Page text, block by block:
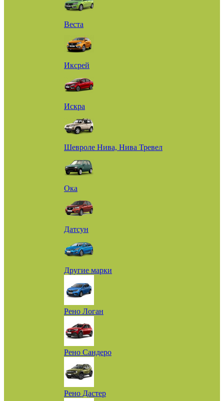
Веста
Иксрей
Искра
Шевроле Нива, Нива Тревел
Ока
Датсун
Другие марки
Рено Логан
Рено Сандеро
Рено Дастер